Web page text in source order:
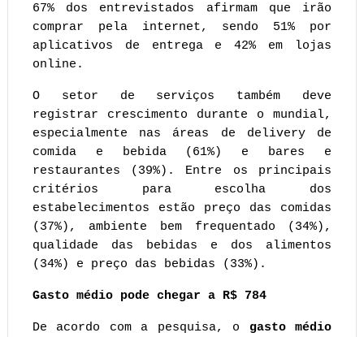
67% dos entrevistados afirmam que irão
comprar pela internet, sendo 51% por
aplicativos de entrega e 42% em lojas
online.
O setor de serviços também deve
registrar crescimento durante o mundial,
especialmente nas áreas de delivery de
comida e bebida (61%) e bares e
restaurantes (39%). Entre os principais
critérios para escolha dos
estabelecimentos estão preço das comidas
(37%), ambiente bem frequentado (34%),
qualidade das bebidas e dos alimentos
(34%) e preço das bebidas (33%).
Gasto médio pode chegar a R$ 784
De acordo com a pesquisa, o gasto médio